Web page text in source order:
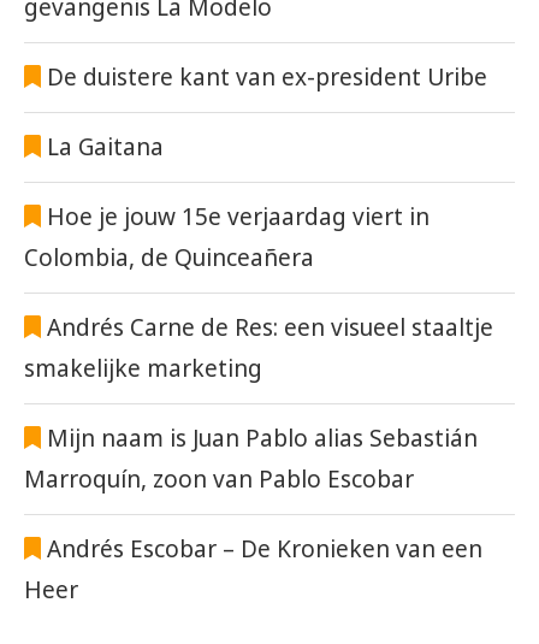
gevangenis La Modelo
De duistere kant van ex-president Uribe
La Gaitana
Hoe je jouw 15e verjaardag viert in
Colombia, de Quinceañera
Andrés Carne de Res: een visueel staaltje
smakelijke marketing
Mijn naam is Juan Pablo alias Sebastián
Marroquín, zoon van Pablo Escobar
Andrés Escobar – De Kronieken van een
Heer